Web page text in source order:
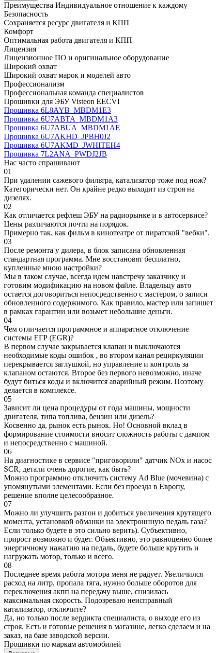
Преимущества Индивидуальное отношение к каждому
Безопасность
Сохраняется ресурс двигателя и КПП
Комфорт
Оптимальная работа двигателя и КПП
Лицензия
Лицензионное ПО и оригинальное оборудование
Широкий охват
Широкий охват марок и моделей авто
Профессионализм
Профессиональная команда специалистов
Прошивки для ЭБУ Visteon EECVI
Прошивка 6L8AYB_MBDM1E3
Прошивка 6U7ABTA_MBDM1A3
Прошивка 6U7ABUA_MBDM1AE
Прошивка 6U7AKHD_JPBH0J2
Прошивка 6U7AKMD_JWHITEH4
Прошивка 7L2ANA_PWDJ2JB
Нас часто спрашивают
01
При удалении сажевого фильтра, катализатор тоже под нож?
Категорически нет. Он крайне редко выходит из строя на
дизелях.
02
Как отличается рефлеш ЭБУ на радиорынке и в автосервисе?
Цены различаются почти на порядок.
Примерно так, как фильм в кинотеатре от пиратской "вебки".
03
После ремонта у дилера, в блок записана обновленная
стандартная программа. Мне восстановят бесплатно,
купленные мною настройки?
Мы в таком случае, всегда идем навстречу заказчику и
готовим модификацию на новом файле. Владельцу авто
остается договориться непосредственно с мастером, о записи
обновленного содержимого. Как правило, мастер или запишет
в рамках гарантии или возьмет небольшие деньги.
04
Чем отличается программное и аппаратное отключение
системы ЕГР (EGR)?
В первом случае закрывается клапан и выключаются
необходимые коды ошибок , во втором канал рециркуляции
перекрывается заглушкой, но управление и контроль за
клапаном остаются. Второе без первого невозможно, иначе
будут биться коды и включится аварийный режим. Поэтому
делается в комплексе.
05
Зависит ли цена процедуры от года машины, мощности
двигателя, типа топлива, бензин или дизель?
Косвенно да, рынок есть рынок. Но! Основной вклад в
формирование стоимости вносит сложность работы с дампом
и непосредственно с машиной.
06
На диагностике в сервисе "приговорили" датчик NOx и насос
SCR, детали очень дорогие, как быть?
Можно программно отключить систему Ad Blue (мочевина) с
упомянутыми элементами. Если без проезда в Европу,
решение вполне целесообразное.
07
Можно ли улучшить разгон и добиться увеличения крутящего
момента, установкой обманки на электроннную педаль газа?
Если только будете в это сильно верить). Субъективно,
прирост возможно и будет. Объективно, это равноценно более
энергичному нажатию на педаль, будете больше крутить и
нагружать мотор, только и всего.
08
Последнее время работа мотора меня не радует. Увеличился
расход на литр, пропала тяга, нужно больше оборотов для
переключения акпп на передачу выше, снизилась
максимальная скорость. Подозреваю неисправный
катализатор, отключите?
Да, но только после вердикта специалиста, о выходе его из
строя. Есть и готовые решения в магазине, легко сделаем и на
заказ, на базе заводской версии.
Прошивки по маркам автомобилей